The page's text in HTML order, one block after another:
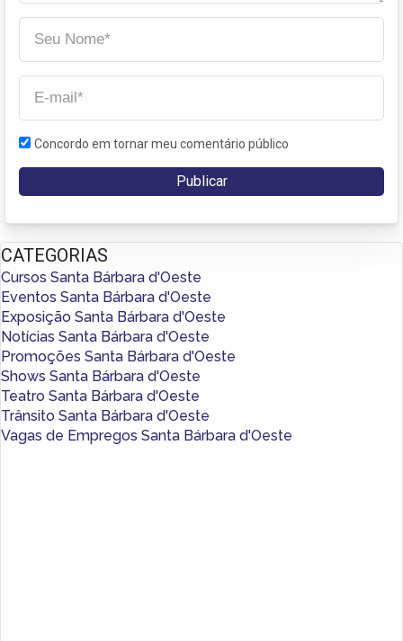
Concordo em tornar meu comentário público
CATEGORIAS
Cursos Santa Bárbara d'Oeste
Eventos Santa Bárbara d'Oeste
Exposição Santa Bárbara d'Oeste
Notícias Santa Bárbara d'Oeste
Promoções Santa Bárbara d'Oeste
Shows Santa Bárbara d'Oeste
Teatro Santa Bárbara d'Oeste
Trânsito Santa Bárbara d'Oeste
Vagas de Empregos Santa Bárbara d'Oeste